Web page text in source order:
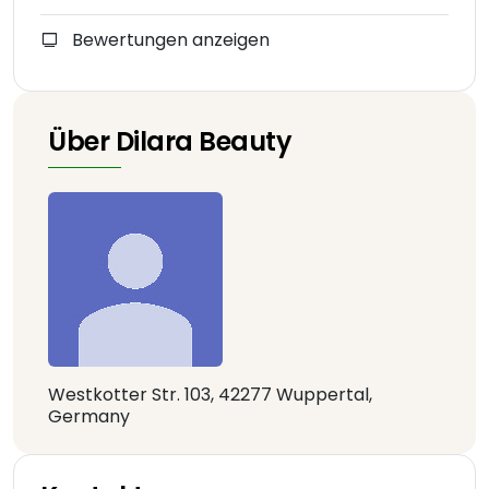
Bewertungen anzeigen
Über Dilara Beauty
Westkotter Str. 103, 42277 Wuppertal,
Germany